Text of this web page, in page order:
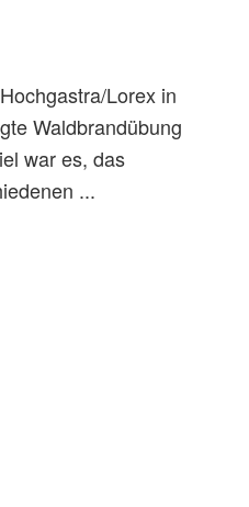
Lorex in
Waldbrandübung
war es, das
...